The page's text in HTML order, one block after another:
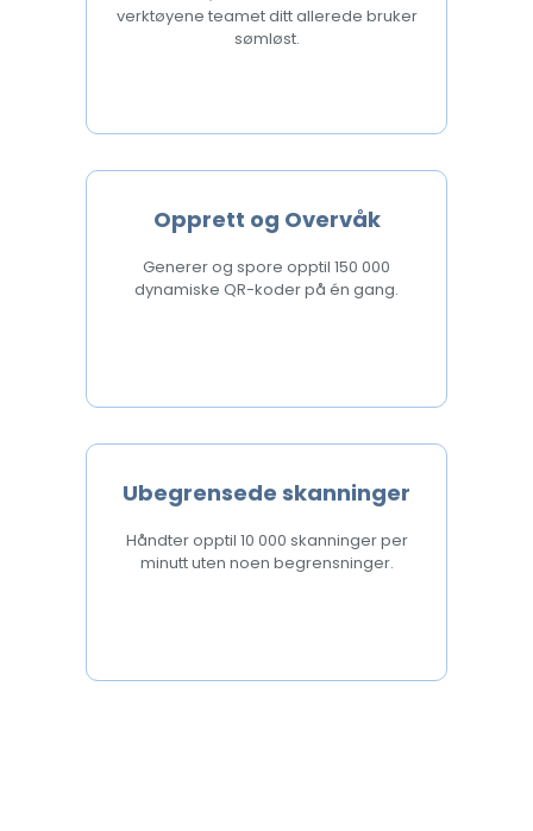
verktøyene teamet ditt allerede bruker
sømløst.
Opprett og Overvåk
Generer og spore opptil 150 000
dynamiske QR-koder på én gang.
Ubegrensede skanninger
Håndter opptil 10 000 skanninger per
minutt uten noen begrensninger.